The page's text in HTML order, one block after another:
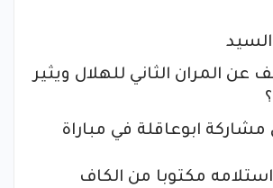
عن المران الثاني للهلال ويثير
ابوعاقلة في مباراة
استلامه مكتوبا من الكاف